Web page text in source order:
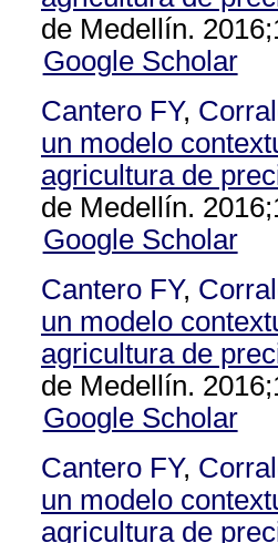
de Medellín.
Google Scholar
Cantero FY,
un modelo
agricultura de
de Medellín.
Google Scholar
Cantero FY,
un modelo
agricultura de
de Medellín.
Google Scholar
Cantero FY,
un modelo
agricultura de